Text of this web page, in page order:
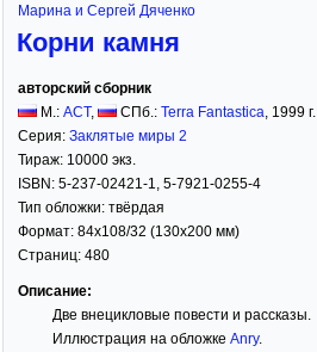
Марина и Сергей Дяченко
Корни камня
авторский сборник
М.: АСТ, СПб.: Terra Fantastica, 1999 г.
Серия: Заклятые миры 2
Тираж: 10000 экз.
ISBN: 5-237-02421-1, 5-7921-0255-4
Тип обложки: твёрдая
Формат: 84x108/32 (130x200 мм)
Страниц: 480
Описание:
Две внецикловые повести и рассказы.
Иллюстрация на обложке Anry.